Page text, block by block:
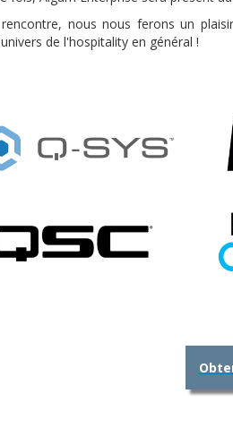
nous nous ferons un
de l'hospitality en général !